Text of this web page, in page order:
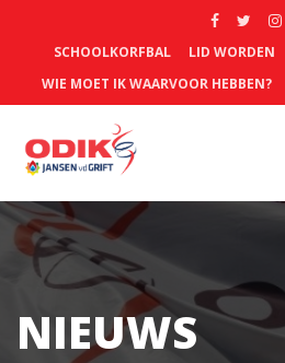
SCHOOLKORFBAL LID WORDEN
WIE MOET IK WAARVOOR HEBBEN?
NIEUWS